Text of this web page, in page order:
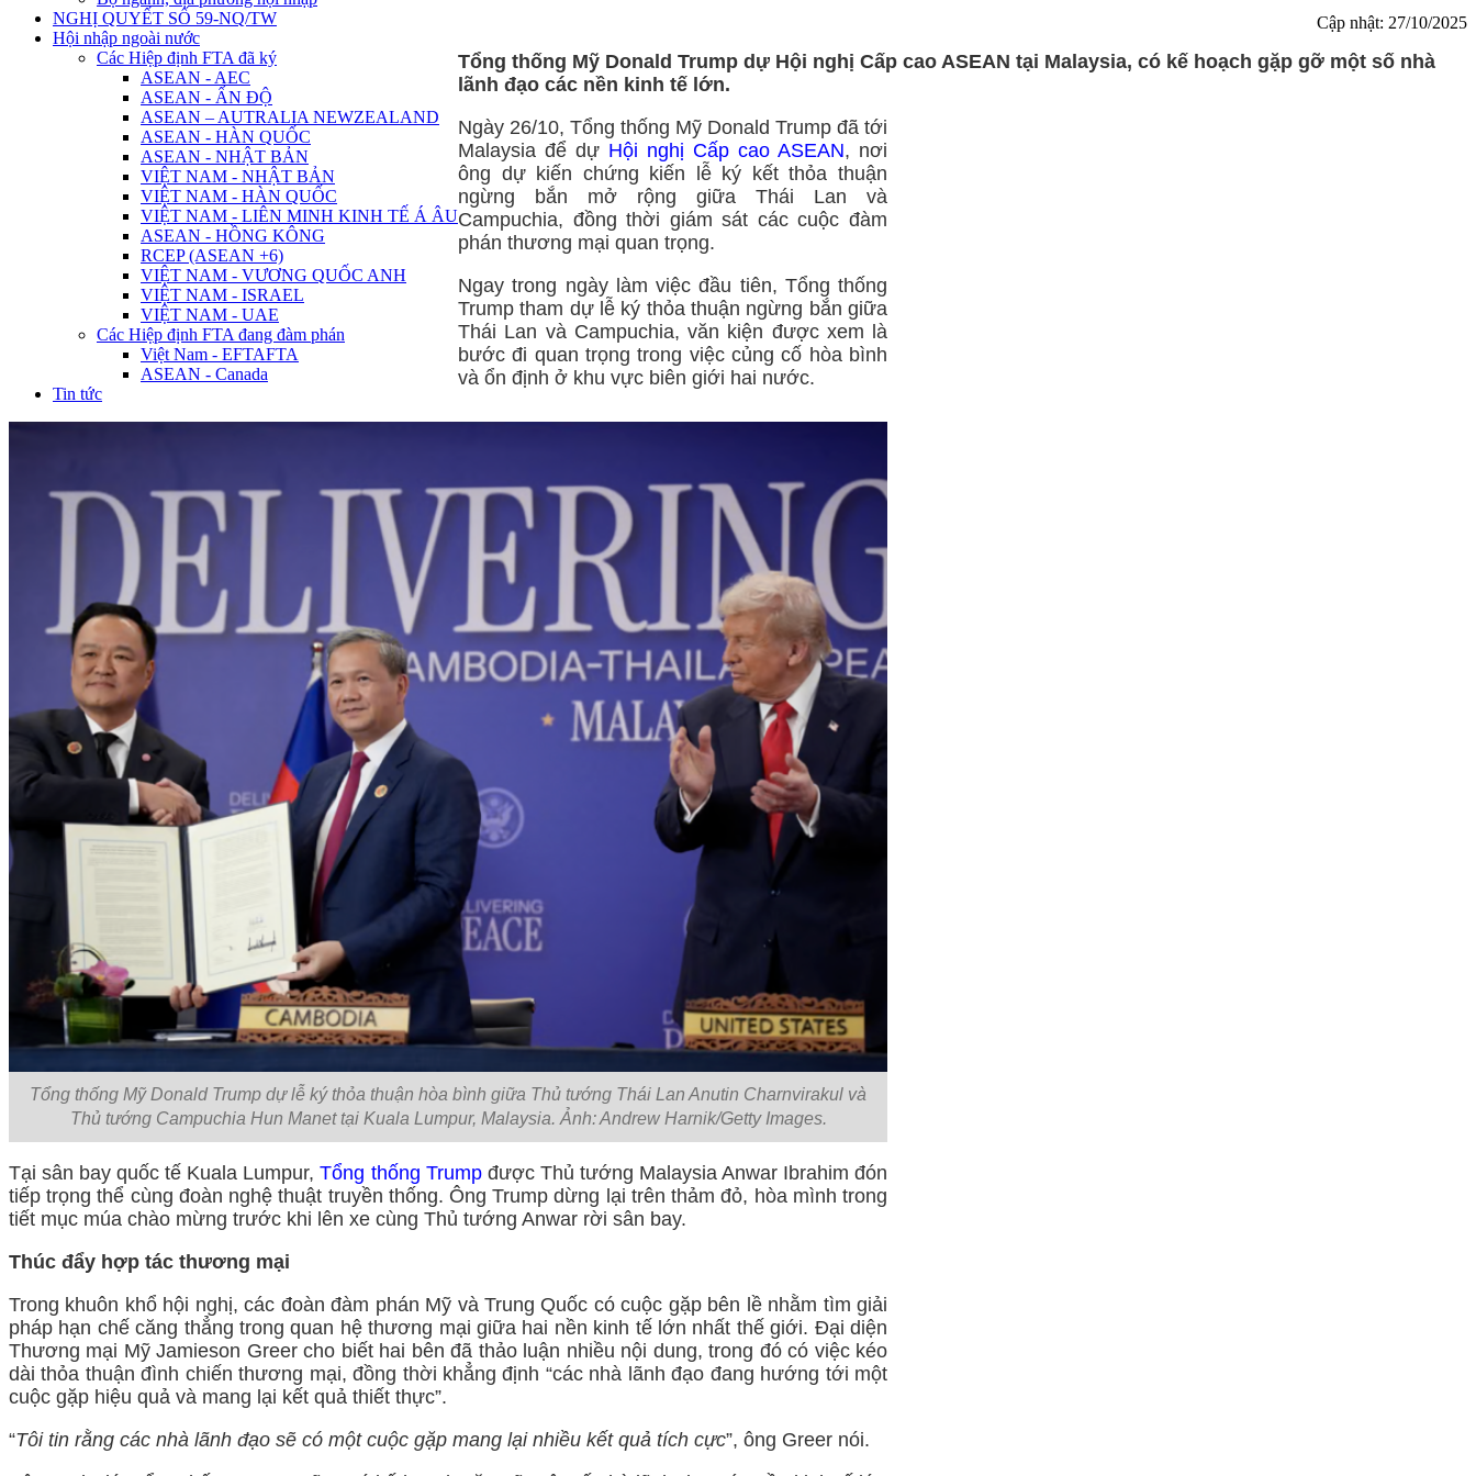
NGHỊ QUYẾT SỐ 59-NQ/TW
Hội nhập ngoài nước
Các Hiệp định FTA đã ký
ASEAN - AEC
ASEAN - ẤN ĐỘ
ASEAN – AUTRALIA NEWZEALAND
ASEAN - HÀN QUỐC
ASEAN - NHẬT BẢN
VIỆT NAM - NHẬT BẢN
VIỆT NAM - HÀN QUỐC
VIỆT NAM - LIÊN MINH KINH TẾ Á ÂU
ASEAN - HỒNG KÔNG
RCEP (ASEAN +6)
VIỆT NAM - VƯƠNG QUỐC ANH
VIỆT NAM - ISRAEL
VIỆT NAM - UAE
Các Hiệp định FTA đang đàm phán
Việt Nam - EFTAFTA
ASEAN - Canada
Tin tức
Cập nhật: 27/10/2025
Tổng thống Mỹ Donald Trump dự Hội nghị Cấp cao ASEAN tại Malaysia, có kế hoạch gặp gỡ một số nhà
lãnh đạo các nền kinh tế lớn.
Ngày 26/10, Tổng thống Mỹ Donald Trump đã tới
Malaysia để dự Hội nghị Cấp cao ASEAN, nơi
ông dự kiến chứng kiến lễ ký kết thỏa thuận
ngừng bắn mở rộng giữa Thái Lan và
Campuchia, đồng thời giám sát các cuộc đàm
phán thương mại quan trọng.
Ngay trong ngày làm việc đầu tiên, Tổng thống
Trump tham dự lễ ký thỏa thuận ngừng bắn giữa
Thái Lan và Campuchia, văn kiện được xem là
bước đi quan trọng trong việc củng cố hòa bình
và ổn định ở khu vực biên giới hai nước.
Tổng thống Mỹ Donald Trump dự lễ ký thỏa thuận hòa bình giữa Thủ tướng Thái Lan Anutin Charnvirakul và
Thủ tướng Campuchia Hun Manet tại Kuala Lumpur, Malaysia. Ảnh: Andrew Harnik/Getty Images.
Tại sân bay quốc tế Kuala Lumpur, Tổng thống Trump được Thủ tướng Malaysia Anwar Ibrahim đón
tiếp trọng thể cùng đoàn nghệ thuật truyền thống. Ông Trump dừng lại trên thảm đỏ, hòa mình trong
tiết mục múa chào mừng trước khi lên xe cùng Thủ tướng Anwar rời sân bay.
Thúc đẩy hợp tác thương mại
Trong khuôn khổ hội nghị, các đoàn đàm phán Mỹ và Trung Quốc có cuộc gặp bên lề nhằm tìm giải
pháp hạn chế căng thẳng trong quan hệ thương mại giữa hai nền kinh tế lớn nhất thế giới. Đại diện
Thương mại Mỹ Jamieson Greer cho biết hai bên đã thảo luận nhiều nội dung, trong đó có việc kéo
dài thỏa thuận đình chiến thương mại, đồng thời khẳng định “các nhà lãnh đạo đang hướng tới một
cuộc gặp hiệu quả và mang lại kết quả thiết thực”.
“Tôi tin rằng các nhà lãnh đạo sẽ có một cuộc gặp mang lại nhiều kết quả tích cực”, ông Greer nói.